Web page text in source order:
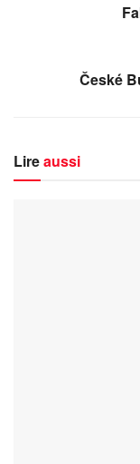
České
Lireaussi